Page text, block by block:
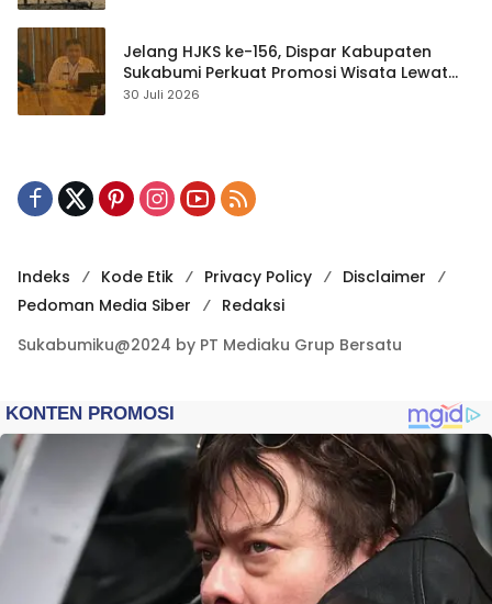
Jelang HJKS ke-156, Dispar Kabupaten
Sukabumi Perkuat Promosi Wisata Lewat
Publikasi Digital
30 Juli 2026
Indeks Kode Etik Privacy Policy
Disclaimer
Pedoman Media Siber
Redaksi
Sukabumiku@2024 by PT Mediaku Grup Bersatu